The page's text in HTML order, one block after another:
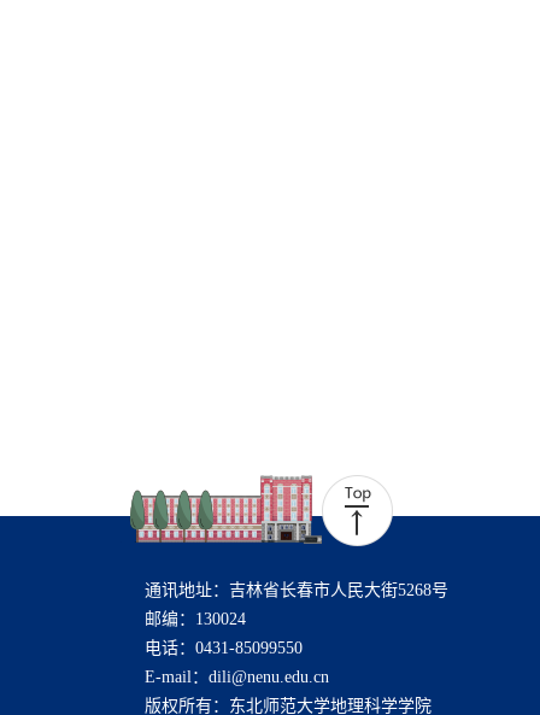
通讯地址：吉林省长春市人民大街5268号
邮编：130024
电话：0431-85099550
E-mail：dili@nenu.edu.cn
版权所有：东北师范大学地理科学学院